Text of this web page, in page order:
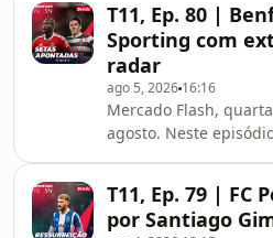
casa, mas a possível
Diomande, para o
sofreu um revés. No
internacional, o Real
oficializou Yan
mais de 120 milhões
T11, Ep. 80 |
Sporting com
radar
ago 5, 2026 16:16
Mercado Flash,
agosto. Neste
Salah e Bruno
temáticas mais
T11, Ep. 79 | FC
por Santiago